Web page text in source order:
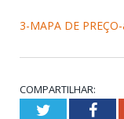
3-MAPA DE
COMPARTILHAR:
Twitter